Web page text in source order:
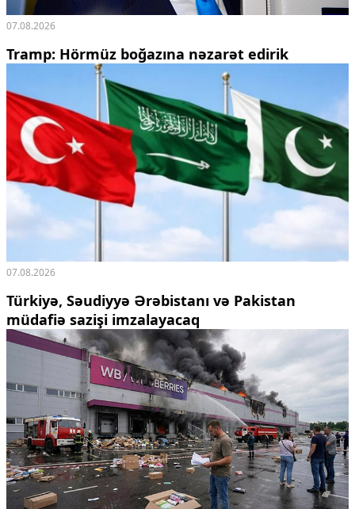
07.08.2026
Tramp: Hörmüz boğazına nəzarət edirik
07.08.2026
Türkiyə, Səudiyyə Ərəbistanı və Pakistan
müdafiə sazişi imzalayacaq